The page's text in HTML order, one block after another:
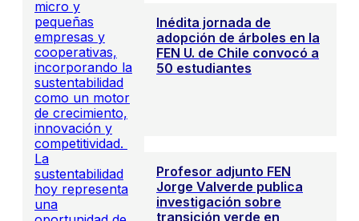
micro y
pequeñas
empresas y
cooperativas,
incorporando la
sustentabilidad
como un motor
de crecimiento,
innovación y
competitividad.
La
sustentabilidad
hoy representa
una
Inédita jornada de
adopción de árboles en la
FEN U. de Chile convocó a
50 estudiantes
Profesor adjunto FEN
Jorge Valverde publica
investigación sobre
transición verde en